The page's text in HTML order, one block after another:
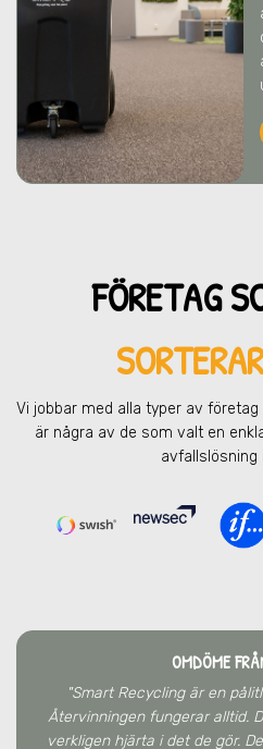
FÖRETAG
Vi jobbar med alla typer av
är några av de som valt en
avfallslösning
OMDÖME
"Smart Recycling är en
Återvinningen fungerar alltid.
verkligen hjärta i det de gör.